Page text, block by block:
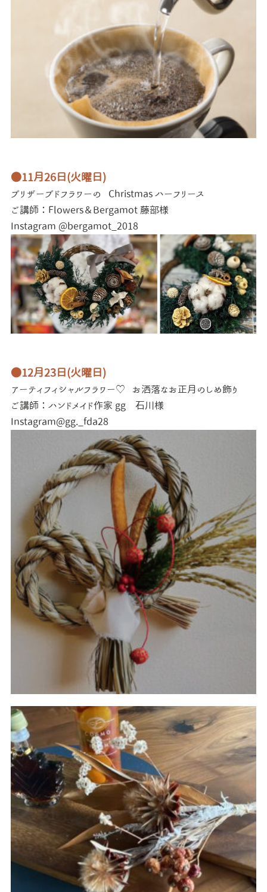
●11月26日(火曜日)
ブリザーブドフラワーの Christmas ハーフリース
ご講師：Flowers＆Bergamot 藤部様
Instagram @bergamot_2018
●12月23日(火曜日)
アーティフィシャルフラワー♡ お洒落なお正月のしめ飾り
ご講師：ハンドメイド作家 gg 石川様
Instagram@gg._fda28